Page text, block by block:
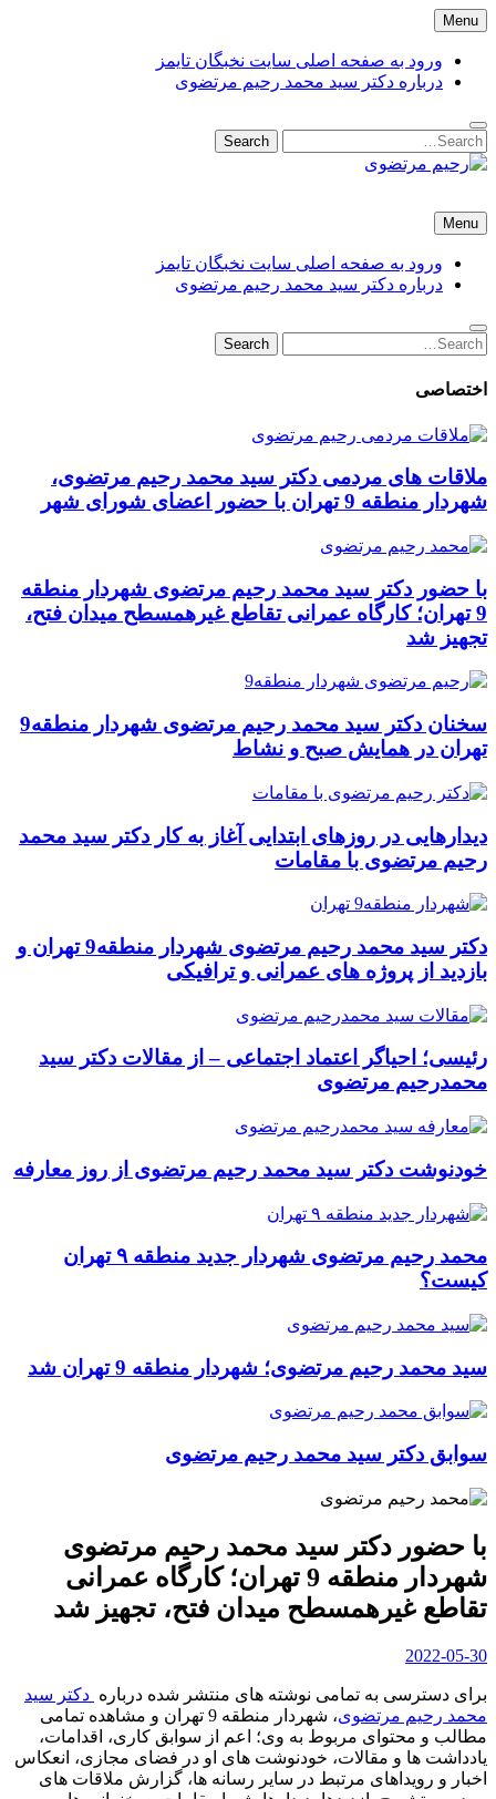
Skip
to
content
Menu
ورود به صفحه اصلی سایت نخبگان تایمز
درباره دکتر سید محمد رحیم مرتضوی
Search
for:
Search
شهرداری تهران
Menu
ورود به صفحه اصلی سایت نخبگان تایمز
درباره دکتر سید محمد رحیم مرتضوی
Search
for:
Search
اختصاصی
ملاقات های مردمی دکتر سید محمد رحیم مرتضوی،
شهردار منطقه 9 تهران با حضور اعضای شورای شهر
با حضور دکتر سید محمد رحیم مرتضوی شهردار منطقه
9 تهران؛ کارگاه عمرانی تقاطع غیرهمسطح میدان فتح،
تجهیز شد
سخنان دکتر سید محمد رحیم مرتضوی شهردار منطقه9
تهران در همایش صبح و نشاط
دیدارهایی در روزهای ابتدایی آغاز به کار دکتر سید محمد
رحیم مرتضوی با مقامات
دکتر سید محمد رحیم مرتضوی شهردار منطقه9 تهران و
بازدید از پروژه های عمرانی و ترافیکی
رئیسی؛ احیاگر اعتماد اجتماعی – از مقالات دکتر سید
محمدرحیم مرتضوی
خودنوشت دکتر سید محمد رحیم مرتضوی از روز معارفه
محمد رحیم مرتضوی شهردار جدید منطقه ۹ تهران
کیست؟
سید محمد رحیم مرتضوی؛ شهردار منطقه 9 تهران شد
سوابق دکتر سید محمد رحیم مرتضوی
با حضور دکتر سید محمد رحیم مرتضوی
شهردار منطقه 9 تهران؛ کارگاه عمرانی
تقاطع غیرهمسطح میدان فتح، تجهیز شد
2022-05-30
برای دسترسی به تمامی نوشته های منتشر شده درباره دکتر سید
محمد رحیم مرتضوی
، شهردار منطقه 9 تهران و مشاهده تمامی
مطالب و محتوای مربوط به وی؛ اعم از سوابق کاری، اقدامات،
یادداشت ها و مقالات، خودنوشت های او در فضای مجازی، انعکاس
اخبار و رویداهای مرتبط در سایر رسانه ها، گزارش ملاقات های